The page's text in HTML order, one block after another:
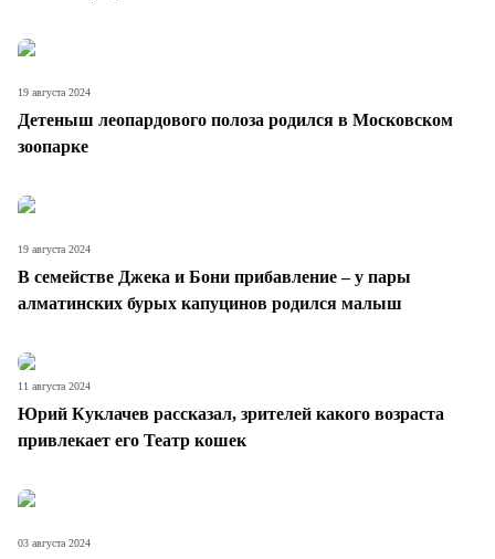
Детеныш леопардового полоза родился в Московском
зоопарке
19 августа 2024
В семействе Джека и Бони прибавление – у пары
алматинских бурых капуцинов родился малыш
19 августа 2024
Юрий Куклачев рассказал, зрителей какого возраста
привлекает его Театр кошек
11 августа 2024
03 августа 2024